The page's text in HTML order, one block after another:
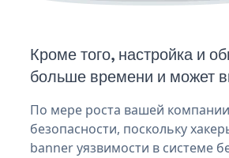
Кроме того, настройка и
больше времени и может
По мере роста вашей
безопасности, поскольку
banner уязвимости в системе